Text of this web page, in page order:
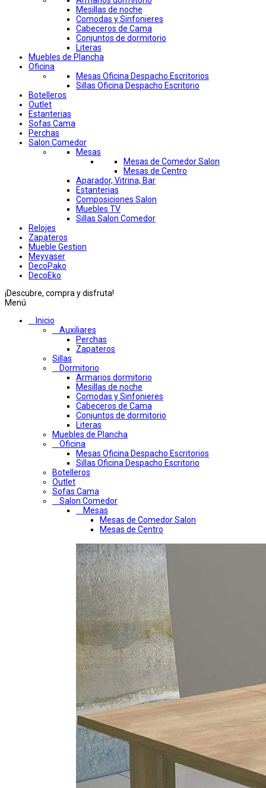
Mesillas de noche
Comodas y Sinfonieres
Cabeceros de Cama
Conjuntos de dormitorio
Literas
Muebles de Plancha
Oficina
Mesas Oficina Despacho Escritorios
Sillas Oficina Despacho Escritorio
Botelleros
Outlet
Estanterias
Sofas Cama
Perchas
Salon Comedor
Mesas
Mesas de Comedor Salon
Mesas de Centro
Aparador, Vitrina, Bar
Estanterias
Composiciones Salon
Muebles TV
Sillas Salon Comedor
Relojes
Zapateros
Mueble Gestion
Meyvaser
DecoPako
DecoEko
¡Descubre, compra y disfruta!
Menú
Inicio
Auxiliares
Perchas
Zapateros
Sillas
Dormitorio
Armarios dormitorio
Mesillas de noche
Comodas y Sinfonieres
Cabeceros de Cama
Conjuntos de dormitorio
Literas
Muebles de Plancha
Oficina
Mesas Oficina Despacho Escritorios
Sillas Oficina Despacho Escritorio
Botelleros
Outlet
Sofas Cama
Salon Comedor
Mesas
Mesas de Comedor Salon
Mesas de Centro